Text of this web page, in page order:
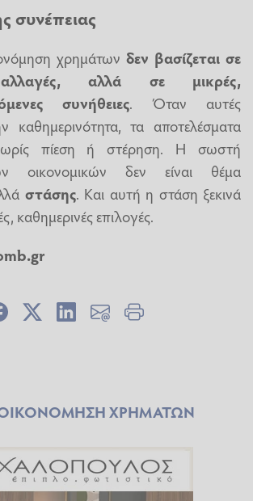
συνέπειας
χρημάτων δεν βασίζεται σε
αλλαγές, αλλά σε μικρές,
συνήθειες. Όταν αυτές
καθημερινότητα, τα αποτελέσματα
πίεση ή στέρηση. Η σωστή
οικονομικών δεν είναι θέμα
στάσης. Και αυτή η στάση ξεκινά
καθημερινές επιλογές.
ΧΡΗΜΑΤΩΝ